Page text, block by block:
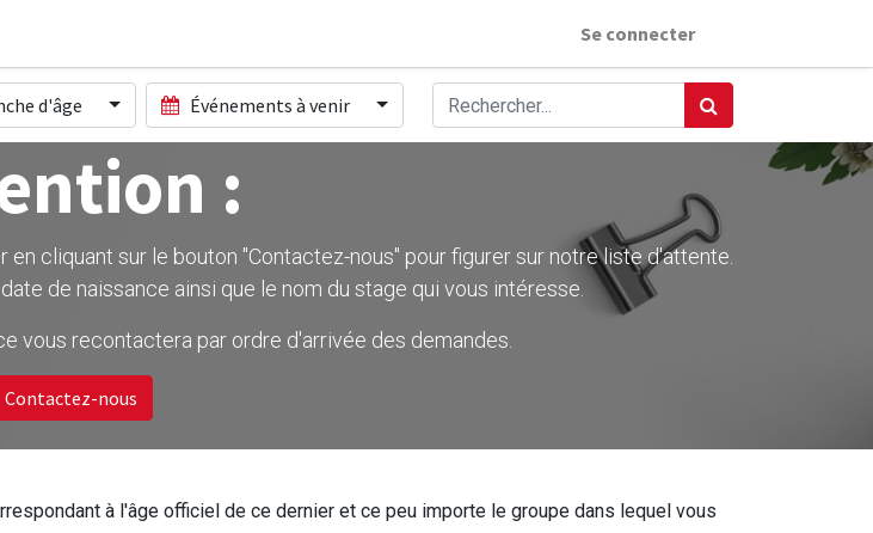
Se connecter
d'âge Événements à venir
:
cliquant sur le bouton ''Contactez-nous" pour figurer sur notre liste d'attente.
de naissance ainsi que le nom du stage qui vous intéresse.
vous recontactera par ordre d'arrivée des demandes.
Contactez-nous
à l'âge officiel de ce dernier et ce peu importe le groupe dans lequel vous